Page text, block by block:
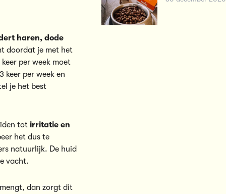
haren, dode
doordat je met het
keer per week moet
keer per week en
je het best
tot irritatie en
het dus te
natuurlijk. De huid
vacht.
dan zorgt dit